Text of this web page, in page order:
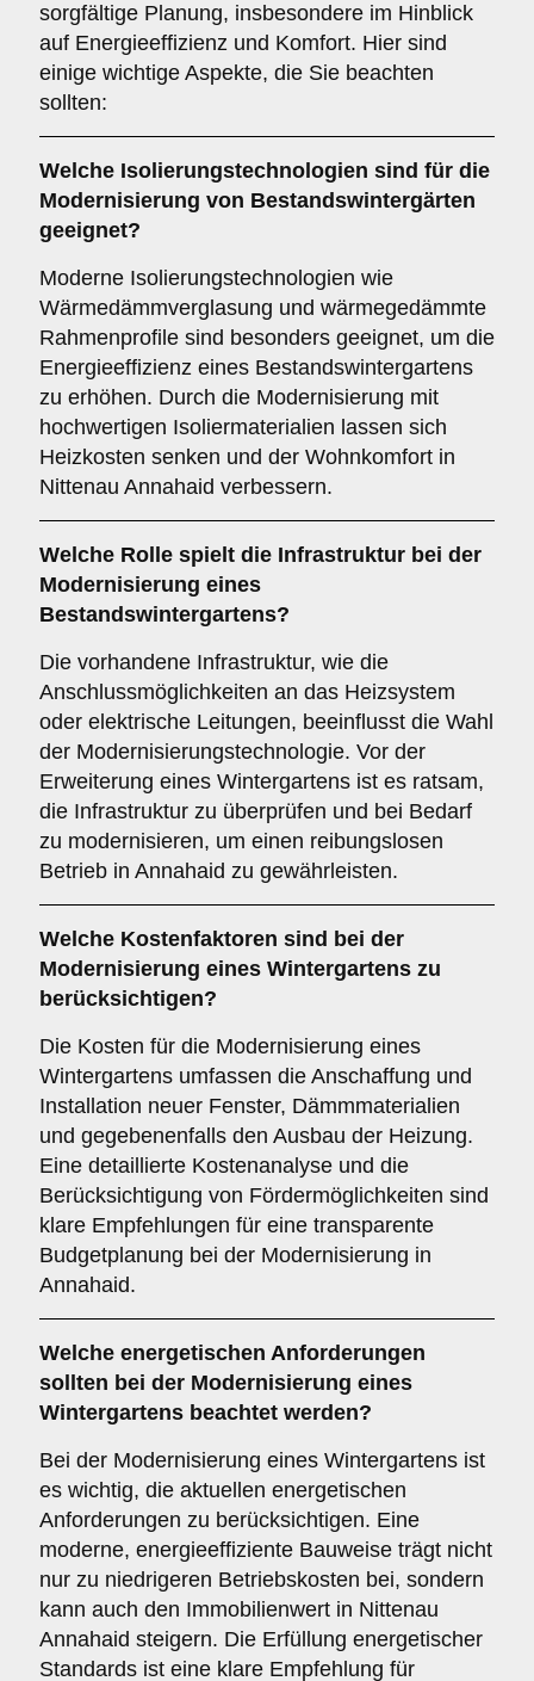
sorgfältige Planung, insbesondere im Hinblick
auf Energieeffizienz und Komfort. Hier sind
einige wichtige Aspekte, die Sie beachten
sollten:
Welche Isolierungstechnologien sind für die
Modernisierung von Bestandswintergärten
geeignet?
Moderne Isolierungstechnologien wie
Wärmedämmverglasung und wärmegedämmte
Rahmenprofile sind besonders geeignet, um die
Energieeffizienz eines Bestandswintergartens
zu erhöhen. Durch die Modernisierung mit
hochwertigen Isoliermaterialien lassen sich
Heizkosten senken und der Wohnkomfort in
Nittenau Annahaid verbessern.
Welche Rolle spielt die Infrastruktur bei der
Modernisierung eines
Bestandswintergartens?
Die vorhandene Infrastruktur, wie die
Anschlussmöglichkeiten an das Heizsystem
oder elektrische Leitungen, beeinflusst die Wahl
der Modernisierungstechnologie. Vor der
Erweiterung eines Wintergartens ist es ratsam,
die Infrastruktur zu überprüfen und bei Bedarf
zu modernisieren, um einen reibungslosen
Betrieb in Annahaid zu gewährleisten.
Welche Kostenfaktoren sind bei der
Modernisierung eines Wintergartens zu
berücksichtigen?
Die Kosten für die Modernisierung eines
Wintergartens umfassen die Anschaffung und
Installation neuer Fenster, Dämmmaterialien
und gegebenenfalls den Ausbau der Heizung.
Eine detaillierte Kostenanalyse und die
Berücksichtigung von Fördermöglichkeiten sind
klare Empfehlungen für eine transparente
Budgetplanung bei der Modernisierung in
Annahaid.
Welche energetischen Anforderungen
sollten bei der Modernisierung eines
Wintergartens beachtet werden?
Bei der Modernisierung eines Wintergartens ist
es wichtig, die aktuellen energetischen
Anforderungen zu berücksichtigen. Eine
moderne, energieeffiziente Bauweise trägt nicht
nur zu niedrigeren Betriebskosten bei, sondern
kann auch den Immobilienwert in Nittenau
Annahaid steigern. Die Erfüllung energetischer
Standards ist eine klare Empfehlung für